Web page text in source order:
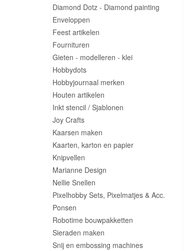
Diamond Dotz - Diamond painting
Enveloppen
Feest artikelen
Fournituren
Gieten - modelleren - klei
Hobbydots
Hobbyjournaal merken
Houten artikelen
Inkt stencil / Sjablonen
Joy Crafts
Kaarsen maken
Kaarten, karton en papier
Knipvellen
Marianne Design
Nellie Snellen
Pixelhobby Sets, Pixelmatjes & Acc.
Ponsen
Robotime bouwpakketten
Sieraden maken
Snij en embossing machines